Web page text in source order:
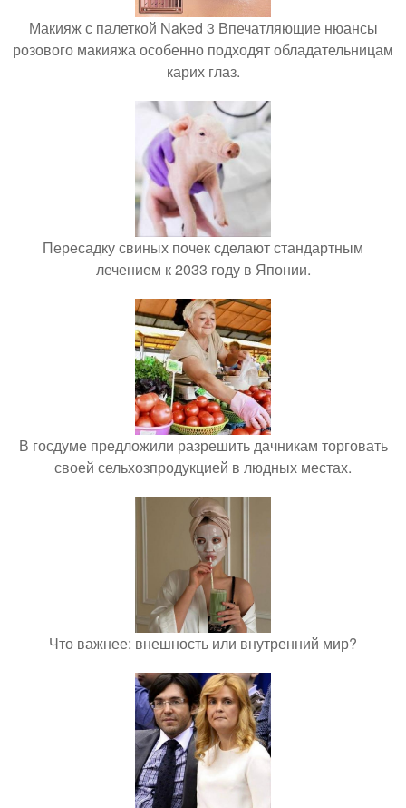
Макияж с палеткой Naked 3 Впечатляющие нюансы
розового макияжа особенно подходят обладательницам
карих глаз.
Пересадку свиных почек сделают стандартным
лечением к 2033 году в Японии.
В госдуме предложили разрешить дачникам торговать
своей сельхозпродукцией в людных местах.
Что важнее: внешность или внутренний мир?